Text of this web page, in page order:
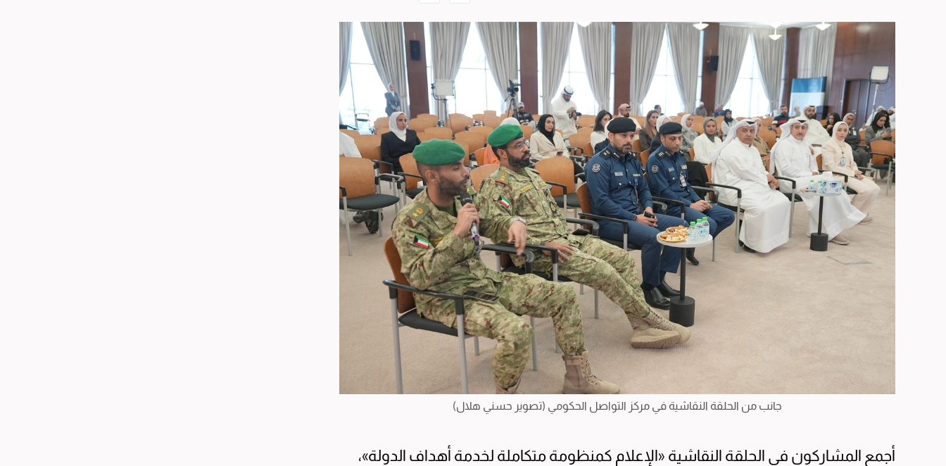
جانب من الحلقة النقاشية في مركز التواصل الحكومي (تصوير حسني هلال)
أجمع المشاركون في الحلقة النقاشية «الإعلام كمنظومة متكاملة لخدمة أهداف الدولة»،